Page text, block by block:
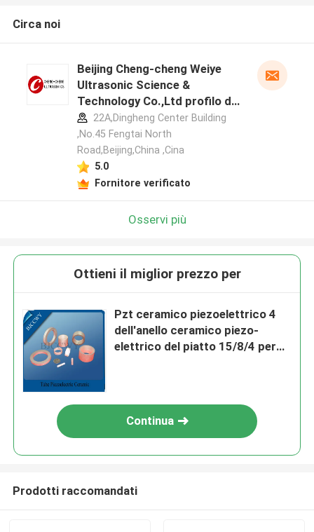
Circa noi
Beijing Cheng-cheng Weiye
Ultrasonic Science &
Technology Co.,Ltd profilo del
produttore
22A,Dingheng Center Building
,No.45 Fengtai North
Road,Beijing,China ,Cina
5.0
Fornitore verificato
Osservi più
Ottieni il miglior prezzo per
Pzt ceramico piezoelettrico 4
dell'anello ceramico piezo-
elettrico del piatto 15/8/4 per
Continua
Prodotti raccomandati